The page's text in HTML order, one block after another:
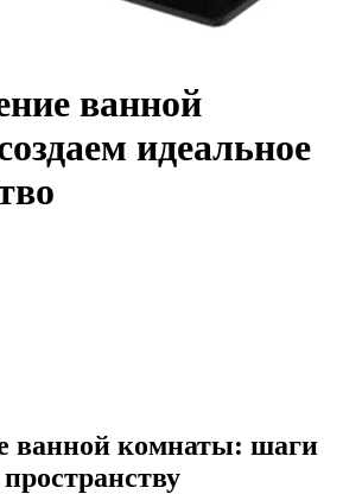
ванной
идеальное
ванной комнаты: шаги